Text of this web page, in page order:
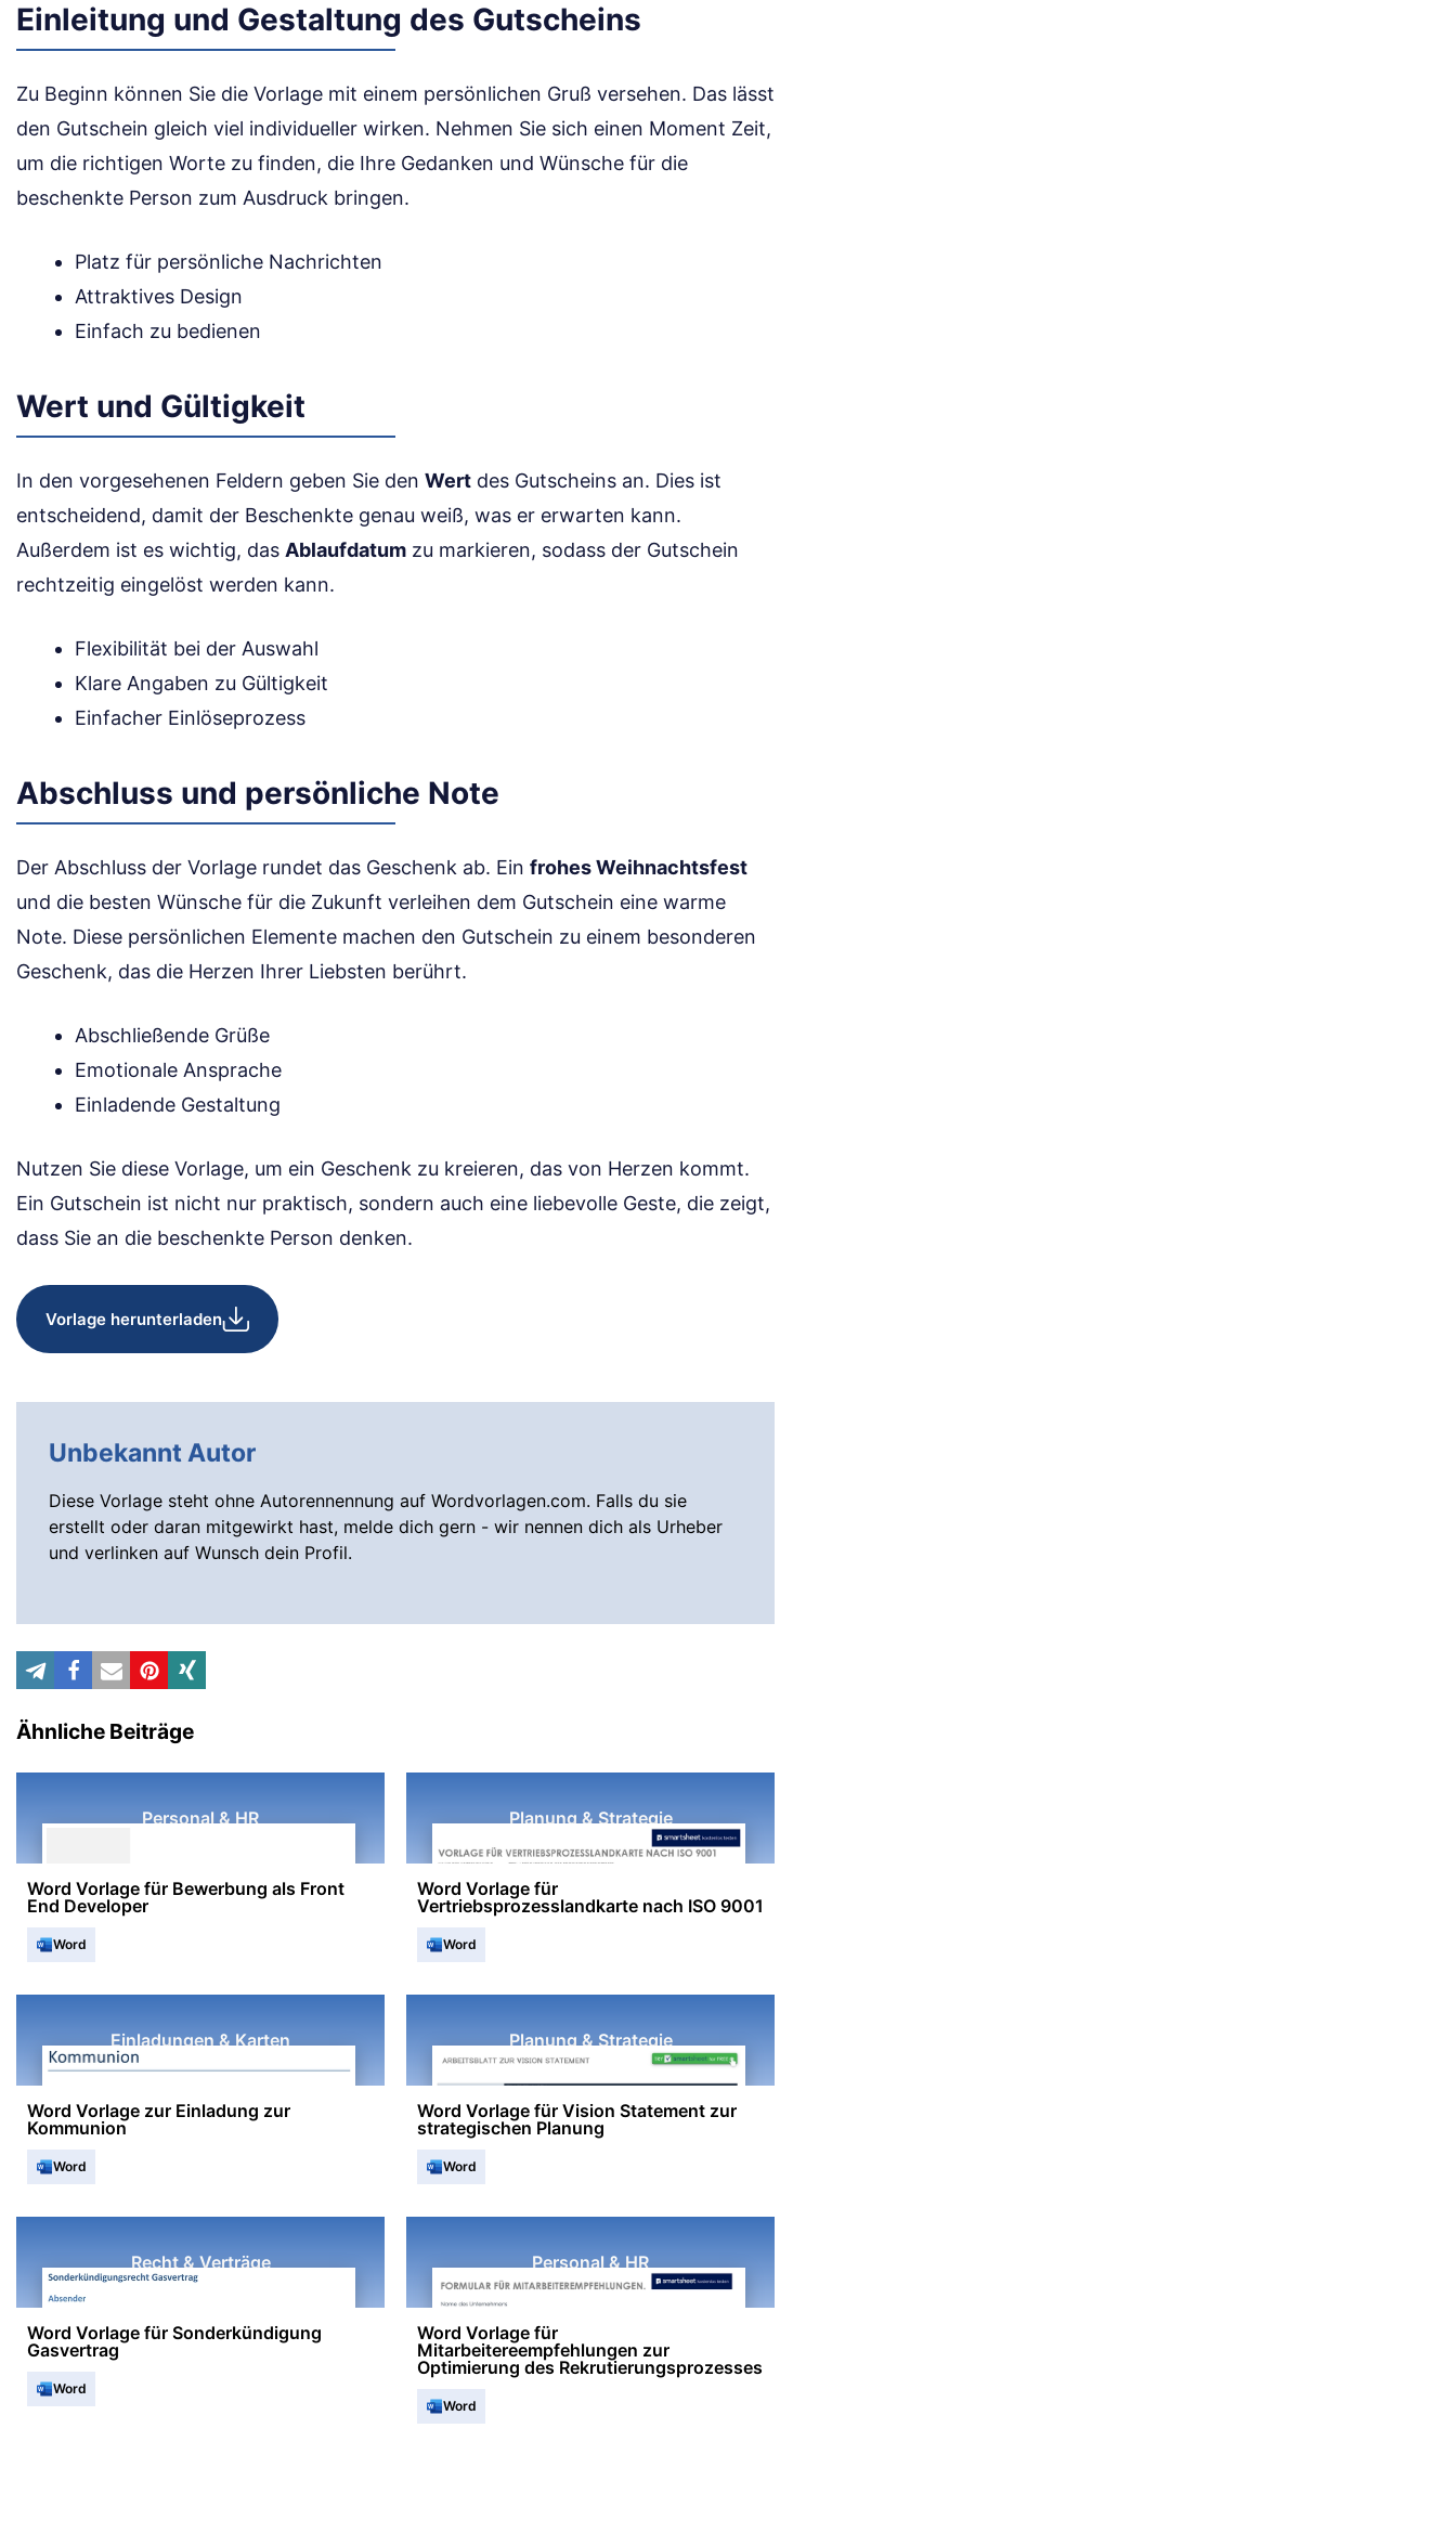
Einleitung und Gestaltung des Gutscheins
Zu Beginn können Sie die Vorlage mit einem persönlichen Gruß versehen. Das lässt
den Gutschein gleich viel individueller wirken. Nehmen Sie sich einen Moment Zeit,
um die richtigen Worte zu finden, die Ihre Gedanken und Wünsche für die
beschenkte Person zum Ausdruck bringen.
Platz für persönliche Nachrichten
Attraktives Design
Einfach zu bedienen
Wert und Gültigkeit
In den vorgesehenen Feldern geben Sie den Wert des Gutscheins an. Dies ist
entscheidend, damit der Beschenkte genau weiß, was er erwarten kann.
Außerdem ist es wichtig, das Ablaufdatum zu markieren, sodass der Gutschein
rechtzeitig eingelöst werden kann.
Flexibilität bei der Auswahl
Klare Angaben zu Gültigkeit
Einfacher Einlöseprozess
Abschluss und persönliche Note
Der Abschluss der Vorlage rundet das Geschenk ab. Ein frohes Weihnachtsfest
und die besten Wünsche für die Zukunft verleihen dem Gutschein eine warme
Note. Diese persönlichen Elemente machen den Gutschein zu einem besonderen
Geschenk, das die Herzen Ihrer Liebsten berührt.
Abschließende Grüße
Emotionale Ansprache
Einladende Gestaltung
Nutzen Sie diese Vorlage, um ein Geschenk zu kreieren, das von Herzen kommt.
Ein Gutschein ist nicht nur praktisch, sondern auch eine liebevolle Geste, die zeigt,
dass Sie an die beschenkte Person denken.
Vorlage herunterladen
Unbekannt Autor
Diese Vorlage steht ohne Autorennennung auf Wordvorlagen.com. Falls du sie
erstellt oder daran mitgewirkt hast, melde dich gern - wir nennen dich als Urheber
und verlinken auf Wunsch dein Profil.
Ähnliche Beiträge
Personal & HR
Word Vorlage für Bewerbung als Front
End Developer
Word
Planung & Strategie
Word Vorlage für
Vertriebsprozesslandkarte nach ISO 9001
Word
Einladungen & Karten
Word Vorlage zur Einladung zur
Kommunion
Word
Planung & Strategie
Word Vorlage für Vision Statement zur
strategischen Planung
Word
Recht & Verträge
Word Vorlage für Sonderkündigung
Gasvertrag
Word
Personal & HR
Word Vorlage für
Mitarbeitereempfehlungen zur
Optimierung des Rekrutierungsprozesses
Word